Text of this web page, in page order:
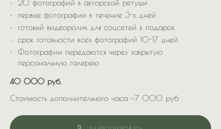
20 фотографий в авторской ретуши
первые фотографии в течение 3-х дней
готовый видеоролик для соцсетей в подарок
срок готовности всех фотографий 10-17 дней
Фотографии передаются через закрытую
персональную галерею
40 000 руб.
Стоимость дополнительного часа —7 000 руб